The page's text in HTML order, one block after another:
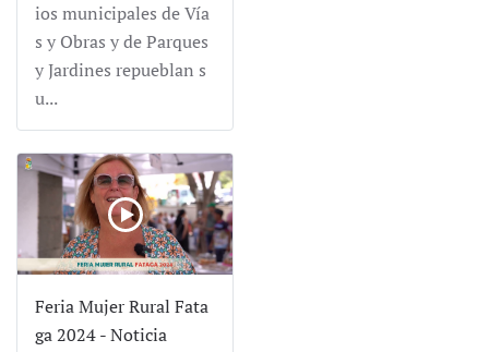
ios municipales de Vía
s y Obras y de Parques
y Jardines repueblan s
u...
Feria Mujer Rural Fata
ga 2024 - Noticia